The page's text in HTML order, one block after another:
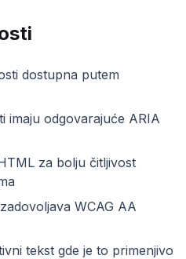
dostupna putem
imaju odgovarajuće ARIA
za bolju čitljivost
WCAG AA
tekst gde je to primenjivo